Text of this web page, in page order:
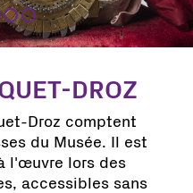
DROZ
Droz comptent
du Musée. Il est
l'œuvre lors des
accessibles sans